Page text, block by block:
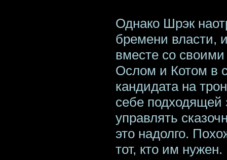
Однако Шрэк
бремени власти,
вместе со
Ослом и Котом в
кандидата на
себе
управлять
это надолго.
тот, кто им нужен.